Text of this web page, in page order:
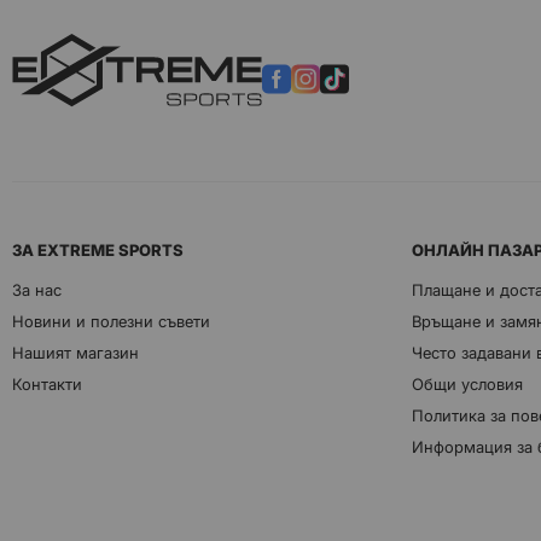
ЗА EXTREME SPORTS
За нас
Новини и полезни съвети
Нашият магазин
Контакти
ОНЛАЙН
Плащане и
Връщане и
Често задавани
Общи условия
Политика за
Информация за